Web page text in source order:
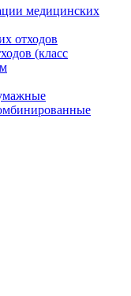
медицинских
отходов
(класс